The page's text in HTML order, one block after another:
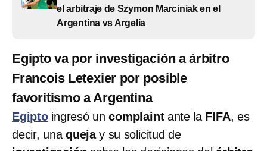
el arbitraje de Szymon Marciniak en el
Argentina vs Argelia
Egipto va por investigación a árbitro
Francois Letexier por posible
favoritismo a Argentina
Egiptoingresó uncomplaintante la FIFA, es
decir, unaquejay su solicitud de